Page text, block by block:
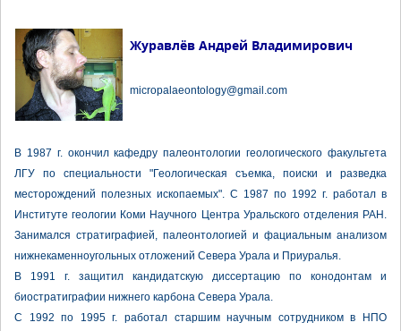
Журавлёв Андрей Владимирович
micropalaeontology@gmail.com
В 1987 г. окончил кафедру палеонтологии геологического факультета
ЛГУ по специальности "Геологическая съемка, поиски и разведка
месторождений полезных ископаемых". С 1987 по 1992 г. работал в
Институте геологии Коми Научного Центра Уральского отделения РАН.
Занимался стратиграфией, палеонтологией и фациальным анализом
нижнекаменноугольных отложений Севера Урала и Приуралья.
В 1991 г. защитил кандидатскую диссертацию по конодонтам и
биостратиграфии нижнего карбона Севера Урала.
С 1992 по 1995 г. работал старшим научным сотрудником в НПО